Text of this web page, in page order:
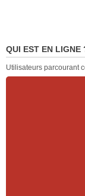
QUI EST EN LIGNE
Utilisateurs parcourant